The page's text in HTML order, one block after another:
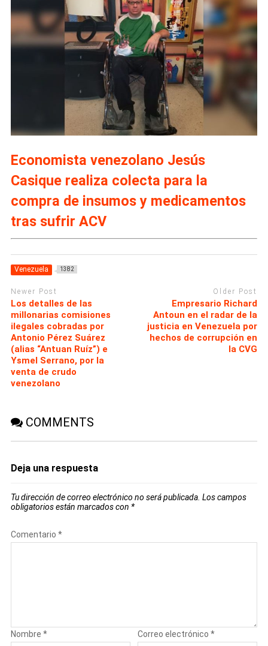
Economista venezolano Jesús
Casique realiza colecta para la
compra de insumos y medicamentos
tras sufrir ACV
Venezuela 1382
Newer Post
Los detalles de las
millonarias comisiones
ilegales cobradas por
Antonio Pérez Suárez
(alias “Antuan Ruíz”) e
Ysmel Serrano, por la
venta de crudo
venezolano
Older Post
Empresario Richard
Antoun en el radar de la
justicia en Venezuela por
hechos de corrupción en
la CVG
COMMENTS
Deja una respuesta
Tu dirección de correo electrónico no será publicada. Los campos
obligatorios están marcados con *
Comentario *
Nombre * Correo electrónico*